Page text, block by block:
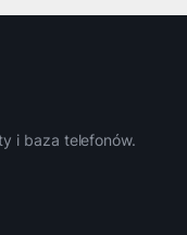
i baza telefonów.